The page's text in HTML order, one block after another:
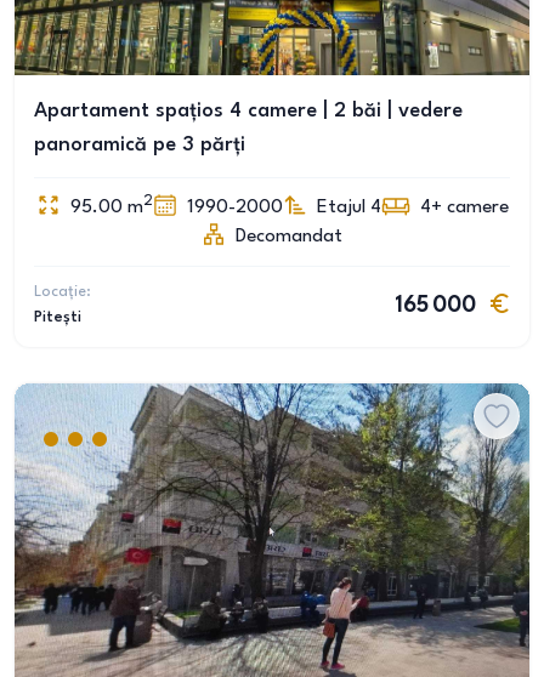
Apartament spațios 4 camere | 2 băi | vedere
panoramică pe 3 părți
95.00 m2 1990-2000 Etajul 4 4+ camere
Decomandat
Locație:
Pitești
165 000